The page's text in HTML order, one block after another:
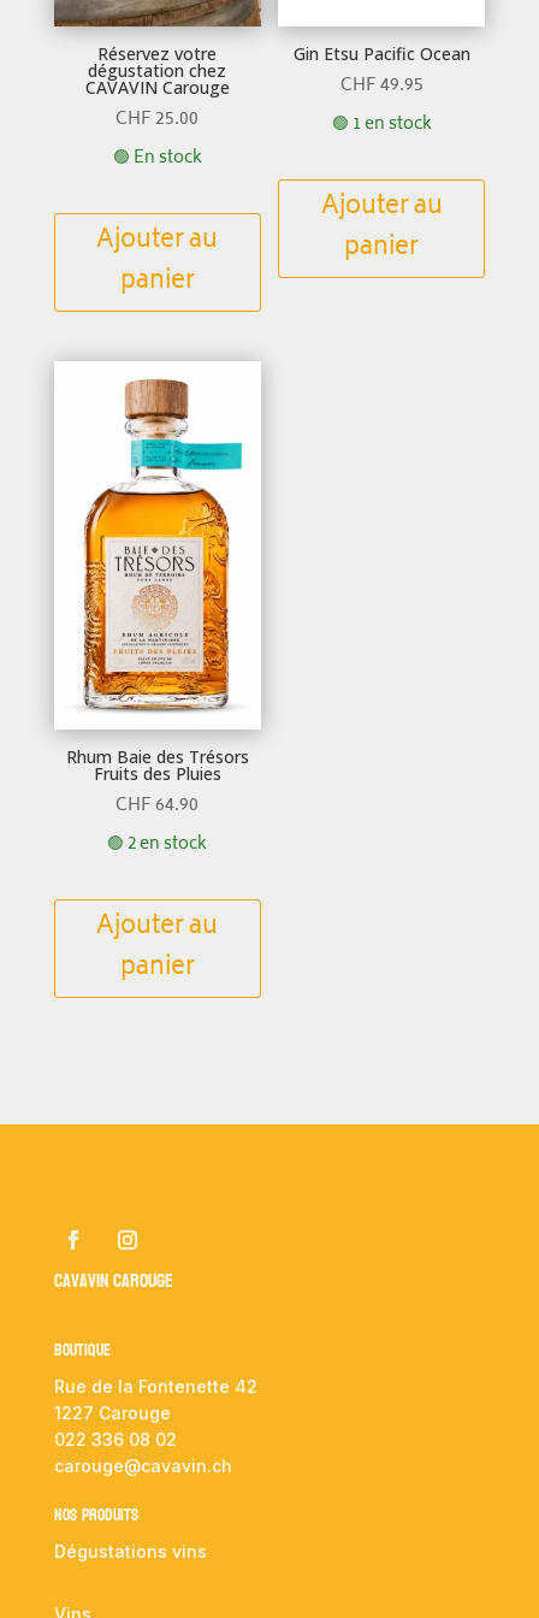
Réservez votre
dégustation chez
CAVAVIN Carouge
CHF25.00
🟢 En stock
Ajouter au
panier
Gin Etsu Pacific Ocean
CHF49.95
🟢 1 en stock
Ajouter au
panier
Rhum Baie des Trésors
Fruits des Pluies
CHF64.90
🟢 2 en stock
Ajouter au
panier
Cavavin Carouge
Boutique
Rue de la Fontenette 42
1227 Carouge
022 336 08 02
carouge@cavavin.ch
NOS PRODUITS
Dégustations vins
Vins